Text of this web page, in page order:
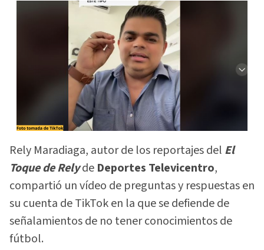
Rely Maradiaga, autor de los reportajes del El
Toque de Relyde Deportes Televicentro,
compartió un vídeo de preguntas y respuestas en
su cuenta de TikTok en la que se defiende de
señalamientos de no tener conocimientos de
fútbol.